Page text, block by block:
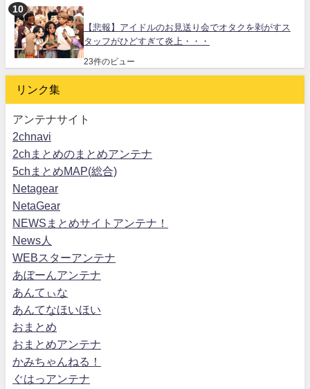
【悲報】アイドルのお見送り会でオタクを剥がすス
タッフがひどすぎて炎上・・・
23件のビュー
リンク集
アンテナサイト
2chnavi
2chまとめのまとめアンテナ
5chまとめMAP(総合)
Netagear
NetaGear
NEWSまとめサイトアンテナ！
News人
WEBスターアンテナ
あぼーんアンテナ
あんてぃな
あんてなほいほい
おまとめ
おまとめアンテナ
かみちゃんねる！
ぐはっアンテナ